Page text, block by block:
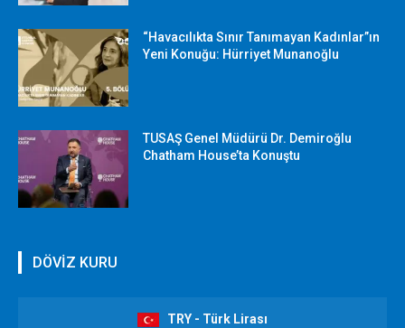
“Havacılıkta Sınır Tanımayan Kadınlar”ın
Yeni Konuğu: Hürriyet Munanoğlu
TUSAŞ Genel Müdürü Dr. Demiroğlu
Chatham House’ta Konuştu
DÖVİZ KURU
TRY - Türk Lirası